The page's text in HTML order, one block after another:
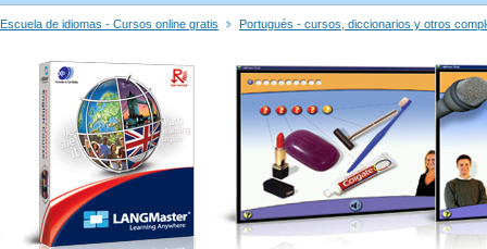
Escuela de idiomas - Cursos online gratis Portugués - cursos, diccionarios y otros